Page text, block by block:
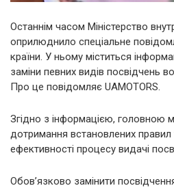
Останнім часом Міністерство
оприлюднило спеціальне
країни. У ньому міститься
заміни певних видів посвідчень
Про це повідомляє UAMOTORS.
Згідно з інформацією, головною
дотримання встановлених
ефективності процесу видачі
Обов’язково замінити